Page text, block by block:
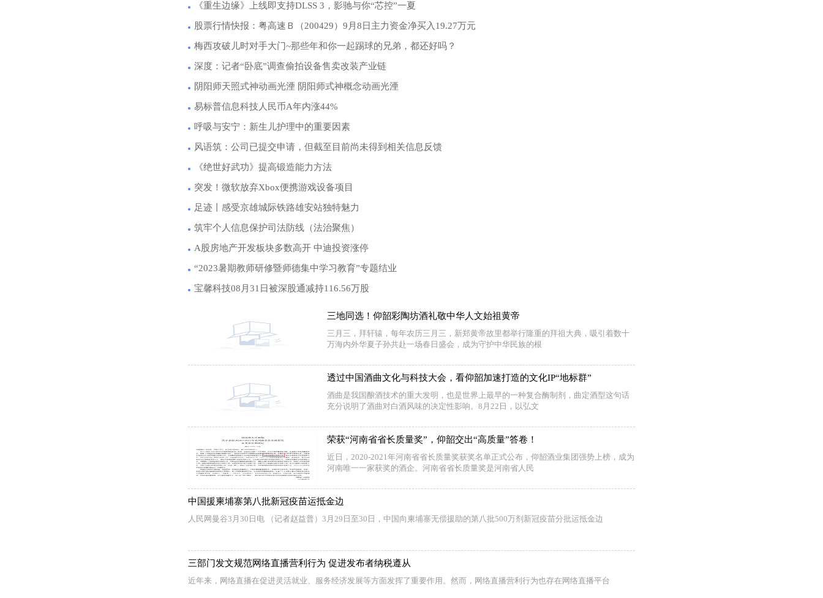
《重生边缘》上线即支持DLSS 3，影驰与你“芯控”一夏
股票行情快报：粤高速Ｂ（200429）9月8日主力资金净买入19.27万元
梅西攻破儿时对手大门~那些年和你一起踢球的兄弟，都还好吗？
深度：记者“卧底”调查偷拍设备售卖改装产业链
阴阳师天照式神动画光湮 阴阳师式神概念动画光湮
易标普信息科技人民币A年内涨44%
呼吸与安宁：新生儿护理中的重要因素
风语筑：公司已提交申请，但截至目前尚未得到相关信息反馈
《绝世好武功》提高锻造能力方法
突发！微软放弃Xbox便携游戏设备项目
足迹丨感受京雄城际铁路雄安站独特魅力
筑牢个人信息保护司法防线（法治聚焦）
A股房地产开发板块多数高开 中迪投资涨停
“2023暑期教师研修暨师德集中学习教育”专题结业
宝馨科技08月31日被深股通减持116.56万股
三地同选！仰韶彩陶坊酒礼敬中华人文始祖黄帝
三月三，拜轩辕，每年农历三月三，新郑黄帝故里都举行隆重的拜祖大典，吸引着数十
万海内外华夏子孙共赴一场春日盛会，成为守护中华民族的根
透过中国酒曲文化与科技大会，看仰韶加速打造的文化IP“地标群”
酒曲是我国酿酒技术的重大发明，也是世界上最早的一种复合酶制剂，曲定酒型这句话
充分说明了酒曲对白酒风味的决定性影响。8月22日，以弘文
荣获“河南省省长质量奖”，仰韶交出“高质量”答卷！
近日，2020-2021年河南省省长质量奖获奖名单正式公布，仰韶酒业集团强势上榜，成为
河南唯一一家获奖的酒企。河南省省长质量奖是河南省人民
中国援柬埔寨第八批新冠疫苗运抵金边
人民网曼谷3月30日电 （记者赵益普）3月29日至30日，中国向柬埔寨无偿援助的第八批500万剂新冠疫苗分批运抵金边
三部门发文规范网络直播营利行为 促进发布者纳税遵从
近年来，网络直播在促进灵活就业、服务经济发展等方面发挥了重要作用。然而，网络直播营利行为也存在网络直播平台